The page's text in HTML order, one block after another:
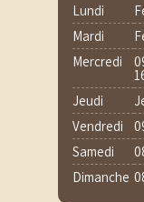
Lundi
Mardi
Mercredi
Jeudi
Vendredi
Samedi
Dimanche